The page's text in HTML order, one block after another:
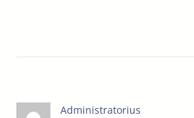
Administratorius